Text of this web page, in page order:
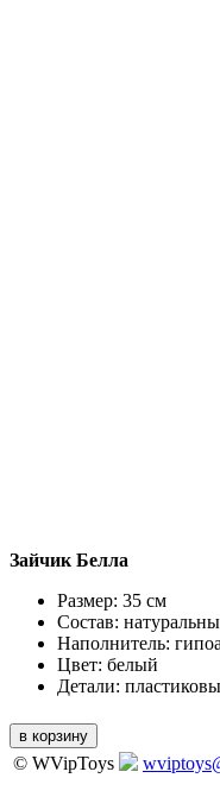
Зайчик Белла
Размер: 35 см
Состав:
Наполнитель:
Цвет: белый
Детали:
© WVipToys